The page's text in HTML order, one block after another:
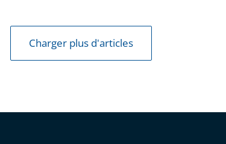
Charger plus d'articles